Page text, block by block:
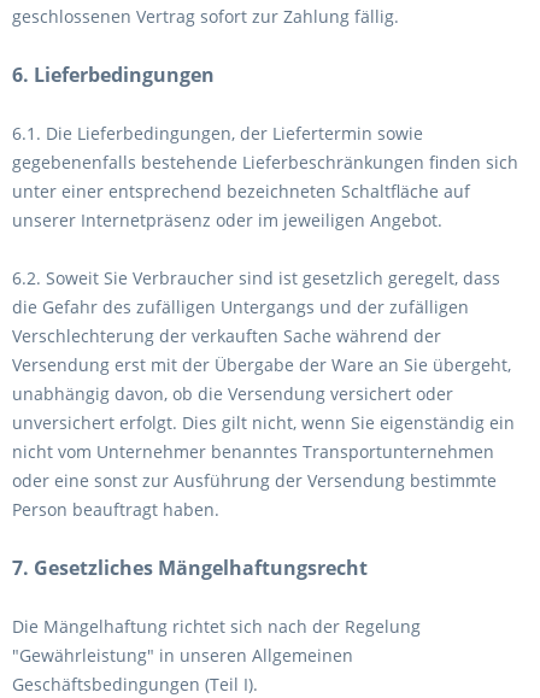
geschlossenen Vertrag sofort zur Zahlung fällig.
6. Lieferbedingungen
6.1. Die Lieferbedingungen, der Liefertermin sowie
gegebenenfalls bestehende Lieferbeschränkungen finden sich
unter einer entsprechend bezeichneten Schaltfläche auf
unserer Internetpräsenz oder im jeweiligen Angebot.
6.2. Soweit Sie Verbraucher sind ist gesetzlich geregelt, dass
die Gefahr des zufälligen Untergangs und der zufälligen
Verschlechterung der verkauften Sache während der
Versendung erst mit der Übergabe der Ware an Sie übergeht,
unabhängig davon, ob die Versendung versichert oder
unversichert erfolgt. Dies gilt nicht, wenn Sie eigenständig ein
nicht vom Unternehmer benanntes Transportunternehmen
oder eine sonst zur Ausführung der Versendung bestimmte
Person beauftragt haben.
7. Gesetzliches Mängelhaftungsrecht
Die Mängelhaftung richtet sich nach der Regelung
"Gewährleistung" in unseren Allgemeinen
Geschäftsbedingungen (Teil I).